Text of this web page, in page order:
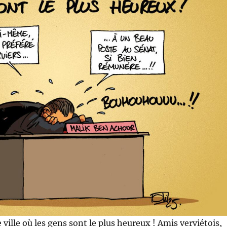
ville où les gens sont le plus heureux ! Amis verviétois,